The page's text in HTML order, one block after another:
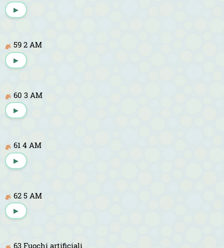
▶
59 2 AM
▶
60 3 AM
▶
61 4 AM
▶
62 5 AM
▶
63 Fuochi artificiali